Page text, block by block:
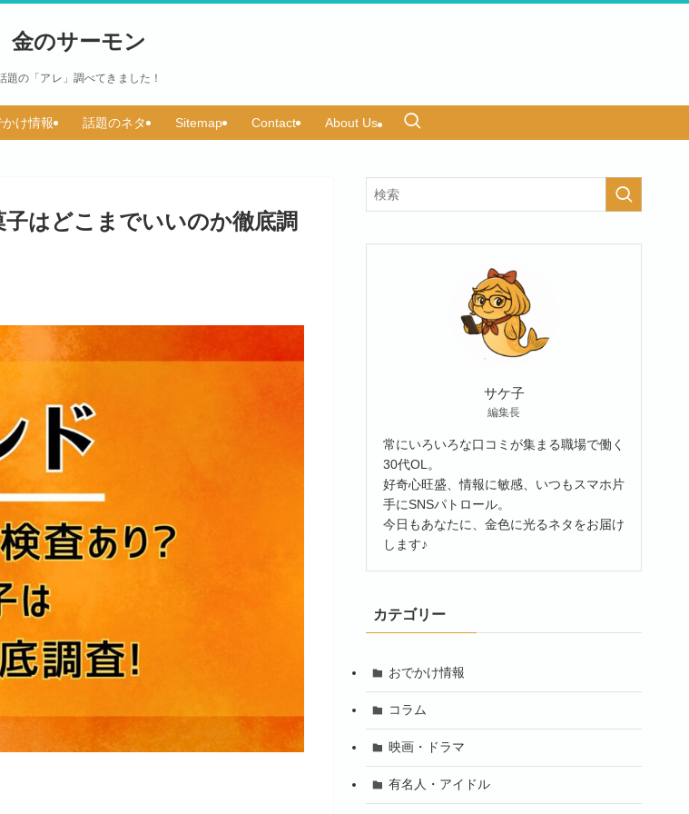
金のサーモン
題の「アレ」調べてきました！
かけ情報 話題のネタ Sitemap Contact About Us
はどこまでいいのか徹底調
サケ子
編集長
常にいろいろな口コミが集まる職場で働く
30代OL。
好奇心旺盛、情報に敏感、いつもスマホ片
手にSNSパトロール。
今日もあなたに、金色に光るネタをお届け
します♪
カテゴリー
おでかけ情報
コラム
映画・ドラマ
有名人・アイドル